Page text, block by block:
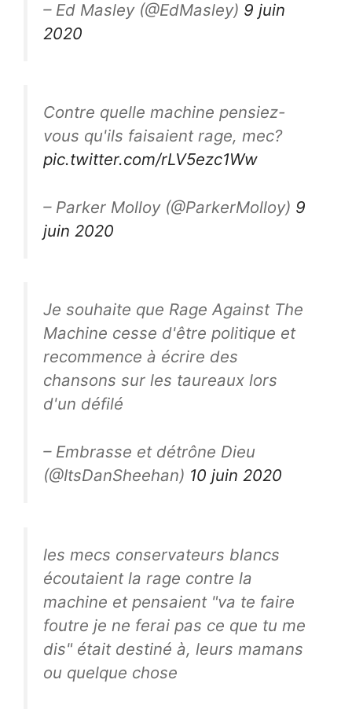
– Ed Masley (@EdMasley) 9 juin
2020
Contre quelle machine pensiez-
vous qu'ils faisaient rage, mec?
pic.twitter.com/rLV5ezc1Ww
– Parker Molloy (@ParkerMolloy) 9
juin 2020
Je souhaite que Rage Against The
Machine cesse d'être politique et
recommence à écrire des
chansons sur les taureaux lors
d'un défilé
– Embrasse et détrône Dieu
(@ItsDanSheehan) 10 juin 2020
les mecs conservateurs blancs
écoutaient la rage contre la
machine et pensaient "va te faire
foutre je ne ferai pas ce que tu me
dis" était destiné à, leurs mamans
ou quelque chose